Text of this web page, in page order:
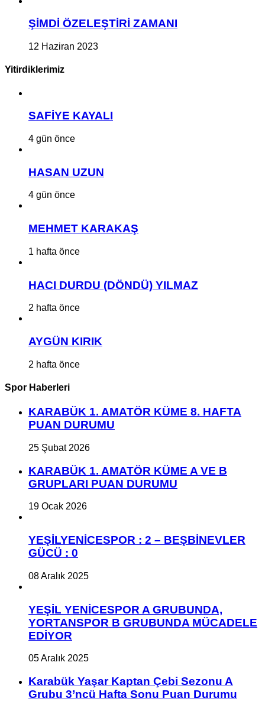
ŞİMDİ ÖZELEŞTİRİ ZAMANI
12 Haziran 2023
Yitirdiklerimiz
SAFİYE KAYALI
4 gün önce
HASAN UZUN
4 gün önce
MEHMET KARAKAŞ
1 hafta önce
HACI DURDU (DÖNDÜ) YILMAZ
2 hafta önce
AYGÜN KIRIK
2 hafta önce
Spor Haberleri
KARABÜK 1. AMATÖR KÜME 8. HAFTA
PUAN DURUMU
25 Şubat 2026
KARABÜK 1. AMATÖR KÜME A VE B
GRUPLARI PUAN DURUMU
19 Ocak 2026
YEŞİLYENİCESPOR : 2 – BEŞBİNEVLER
GÜCÜ : 0
08 Aralık 2025
YEŞİL YENİCESPOR A GRUBUNDA,
YORTANSPOR B GRUBUNDA MÜCADELE
EDİYOR
05 Aralık 2025
Karabük Yaşar Kaptan Çebi Sezonu A
Grubu 3’ncü Hafta Sonu Puan Durumu